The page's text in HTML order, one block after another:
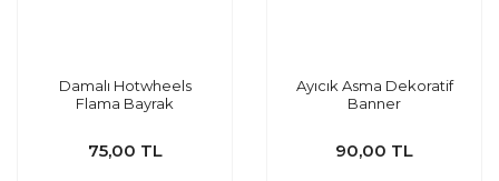
Damalı Hotwheels
Flama Bayrak
75,00 TL
Ayıcık Asma Dekoratif
Banner
90,00 TL